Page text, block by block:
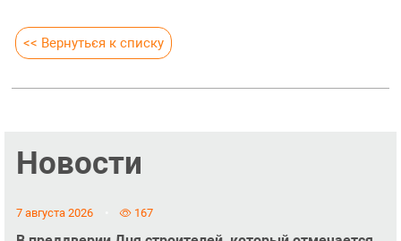
<< Вернуться к списку
Новости
7 августа 2026 167